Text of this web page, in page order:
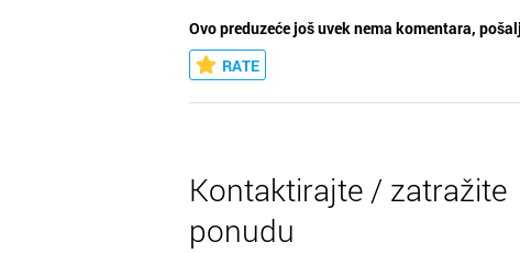
Ovo preduzeće još uvek nema komentara,
RATE
Kontaktirajte / zatražite
ponudu